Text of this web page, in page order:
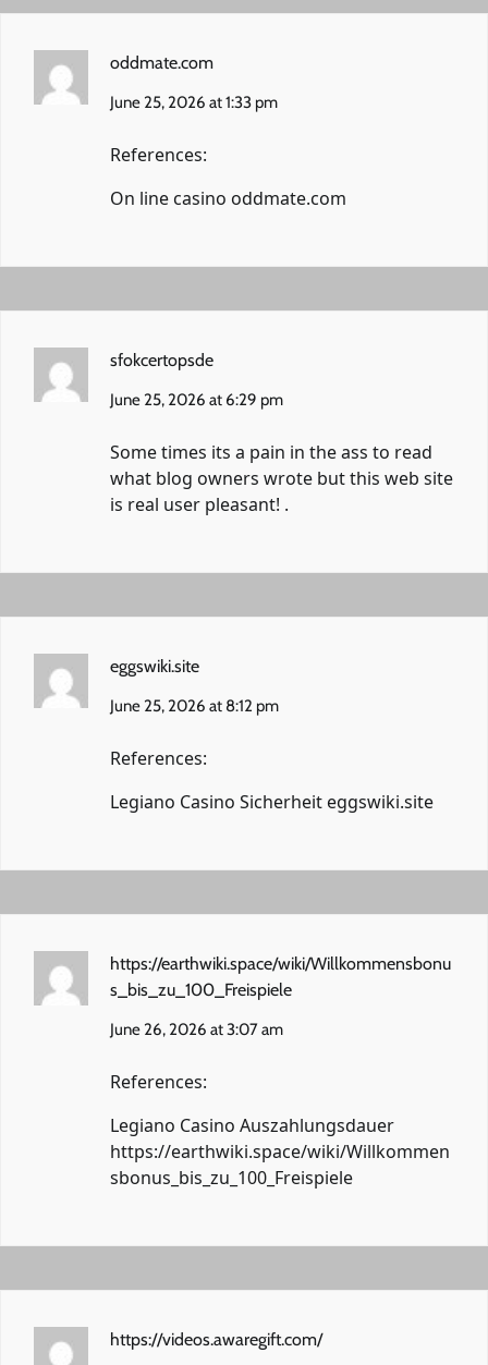
oddmate.com
June 25, 2026 at 1:33 pm
References:
On line casino oddmate.com
sfokcertopsde
June 25, 2026 at 6:29 pm
Some times its a pain in the ass to read
what blog owners wrote but this web site
is real user pleasant! .
eggswiki.site
June 25, 2026 at 8:12 pm
References:
Legiano Casino Sicherheiteggswiki.site
https://earthwiki.space/wiki/Willkommensbonu
s_bis_zu_100_Freispiele
June 26, 2026 at 3:07 am
References:
Legiano Casino Auszahlungsdauer
https://earthwiki.space/wiki/Willkommen
sbonus_bis_zu_100_Freispiele
https://videos.awaregift.com/